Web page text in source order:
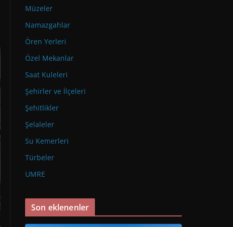
Müzeler
Namazgahlar
Ören Yerleri
Özel Mekanlar
Saat Kuleleri
Şehirler ve İlçeleri
Şehitlikler
Şelaleler
Su Kemerleri
Türbeler
UMRE
Son eklenenler